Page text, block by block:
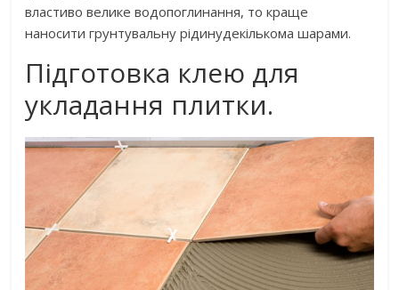
властиво велике водопоглинання, то краще
наносити грунтувальну рідинудекількома шарами.
Підготовка клею для
укладання плитки.